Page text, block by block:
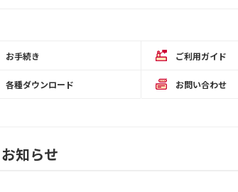
お手続き ご利用ガイド
各種ダウンロード お問い合わせ
知らせ